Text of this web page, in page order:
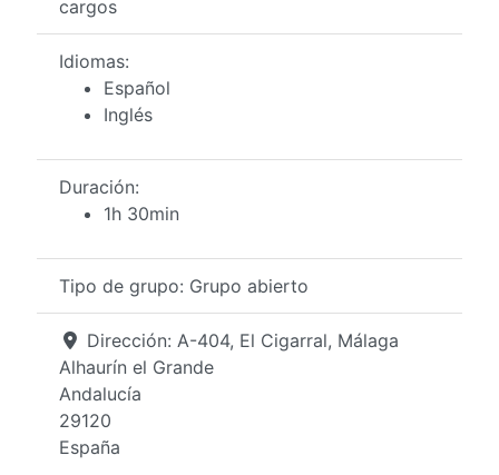
cargos
Idiomas:
Español
Inglés
Duración:
1h 30min
Tipo de grupo: Grupo abierto
Dirección:A-404, El Cigarral, Málaga
Alhaurín el Grande
Andalucía
29120
España